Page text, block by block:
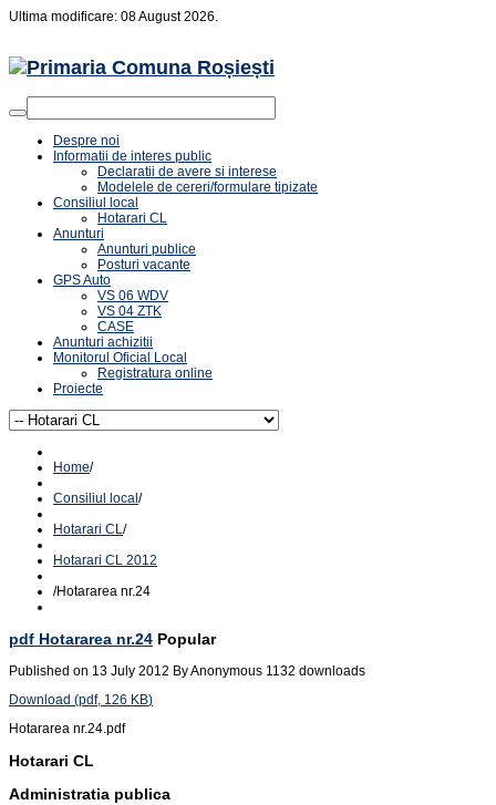
Ultima modificare: 08 August 2026.
Despre noi
Informatii de interes public
Declaratii de avere si interese
Modelele de cereri/formulare tipizate
Consiliul local
Hotarari CL
Anunturi
Anunturi publice
Posturi vacante
GPS Auto
VS 06 WDV
VS 04 ZTK
CASE
Anunturi achizitii
Monitorul Oficial Local
Registratura online
Proiecte
Home/
Consiliul local/
Hotarari CL/
Hotarari CL 2012
/Hotararea nr.24
pdf Hotararea nr.24 Popular
Published on 13 July 2012 ByAnonymous 1132 downloads
Download (pdf, 126 KB)
Hotararea nr.24.pdf
Hotarari CL
Administratia publica